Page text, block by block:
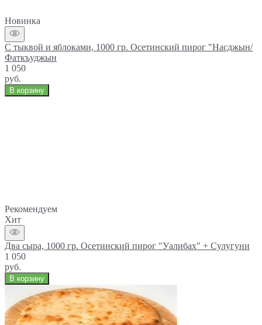
Новинка
С тыквой и яблоками, 1000 гр. Осетинский пирог "Насджын/
Фаткъуджын
1 050
руб.
В корзину
Рекомендуем
Хит
Два сыра, 1000 гр. Осетинский пирог "Уалибах" + Сулугуни
1 050
руб.
В корзину